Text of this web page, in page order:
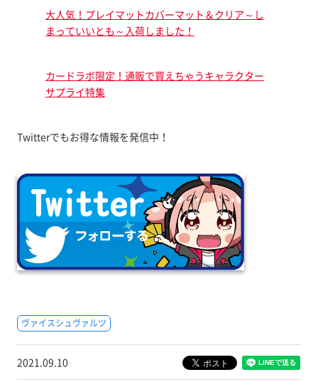
大人気！プレイマットカバーマット＆クリア～し
まっていいとも～入荷しました！
カードラボ限定！通販で買えちゃうキャラクター
サプライ特集
Twitterでもお得な情報を発信中！
ヴァイスシュヴァルツ
2021.09.10